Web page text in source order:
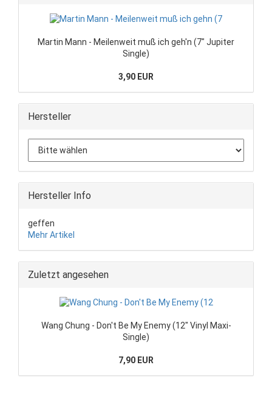
Martin Mann - Meilenweit muß ich geh'n (7" Jupiter
Single)
3,90 EUR
Hersteller
Hersteller Info
geffen
Mehr Artikel
Zuletzt angesehen
Wang Chung - Don't Be My Enemy (12" Vinyl Maxi-
Single)
7,90 EUR